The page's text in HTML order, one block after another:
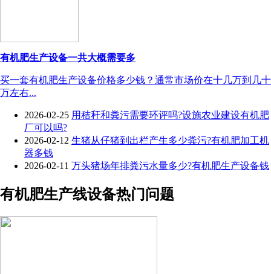
有机肥生产设备一共大概需要多
买一套有机肥生产设备价格多少钱？通常市场价在十几万到几十
万左右...
2026-02-25 用秸秆和粪污需要环评吗?设施农业建设有机肥
厂可以吗?
2026-02-12 生猪从仔猪到出栏产生多少粪污?有机肥加工机
器多钱
2026-02-11 万头猪场年排粪污水量多少?有机肥生产设备钱
有机肥生产线设备热门问题